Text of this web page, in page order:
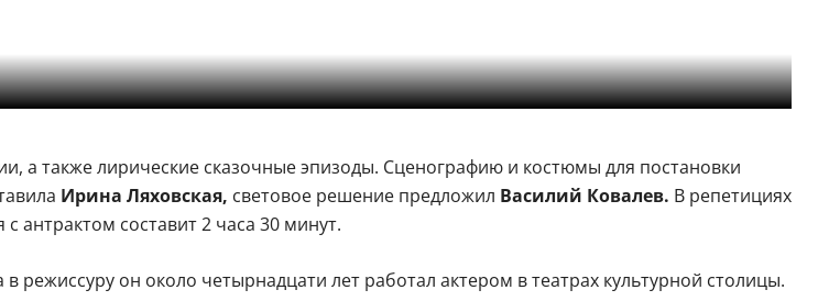
а также лирические сказочные эпизоды. Сценографию и костюмы для постановки
Ирина Ляховская, световое решение предложил Василий Ковалев. В репетициях
антрактом составит 2 часа 30 минут.
режиссуру он около четырнадцати лет работал актером в театрах культурной столицы.